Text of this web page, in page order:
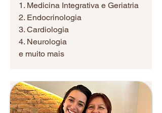
1. Medicina Integrativa e Geriatria
2. Endocrinologia
3. Cardiologia
4. Neurologia
e muito mais